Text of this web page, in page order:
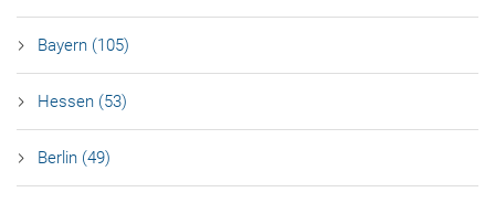
Bayern (105)
Hessen (53)
Berlin (49)